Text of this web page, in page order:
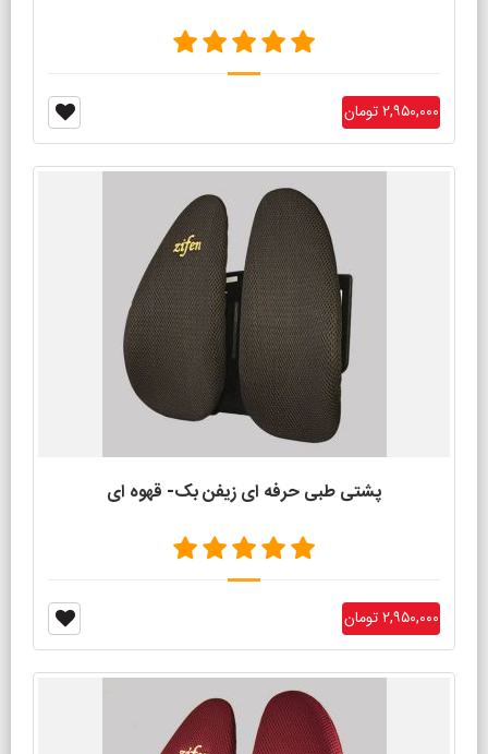
۲,۹۵۰,۰۰۰ تومان
پشتی طبی حرفه ای زیفن بک- قهوه ای
۲,۹۵۰,۰۰۰ تومان